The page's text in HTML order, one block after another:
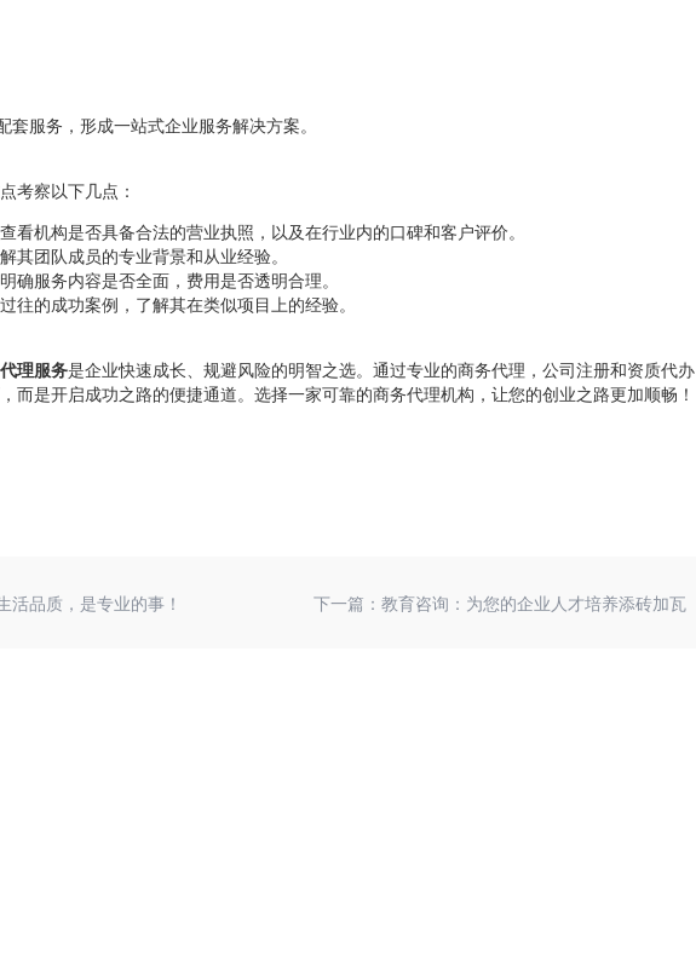
套服务，形成一站式企业服务解决方案。
考察以下几点：
查看机构是否具备合法的营业执照，以及在行业内的口碑和客户评价。
其团队成员的专业背景和从业经验。
明确服务内容是否全面，费用是否透明合理。
往的成功案例，了解其在类似项目上的经验。
理服务是企业快速成长、规避风险的明智之选。通过专业的商务代理，公司注册和资质代办
而是开启成功之路的便捷通道。选择一家可靠的商务代理机构，让您的创业之路更加顺畅！
活品质，是专业的事！ 下一篇：教育咨询：为您的企业人才培养添砖加瓦